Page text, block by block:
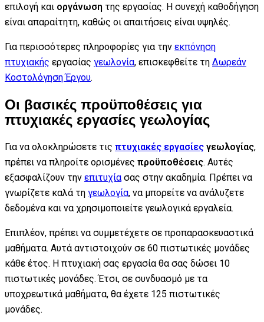
επιλογή και οργάνωση της εργασίας. Η συνεχή καθοδήγηση
είναι απαραίτητη, καθώς οι απαιτήσεις είναι υψηλές.
Για περισσότερες πληροφορίες για την εκπόνηση
πτυχιακής εργασίας γεωλογία, επισκεφθείτε τη Δωρεάν
Κοστολόγηση Έργου.
Οι βασικές προϋποθέσεις για
πτυχιακές εργασίες γεωλογίας
Για να ολοκληρώσετε τις πτυχιακές εργασίες γεωλογίας,
πρέπει να πληροίτε ορισμένες προϋποθέσεις. Αυτές
εξασφαλίζουν την επιτυχία σας στην ακαδημία. Πρέπει να
γνωρίζετε καλά τη γεωλογία, να μπορείτε να ανάλυζετε
δεδομένα και να χρησιμοποιείτε γεωλογικά εργαλεία.
Επιπλέον, πρέπει να συμμετέχετε σε προπαρασκευαστικά
μαθήματα. Αυτά αντιστοιχούν σε 60 πιστωτικές μονάδες
κάθε έτος. Η πτυχιακή σας εργασία θα σας δώσει 10
πιστωτικές μονάδες. Έτσι, σε συνδυασμό με τα
υποχρεωτικά μαθήματα, θα έχετε 125 πιστωτικές
μονάδες.